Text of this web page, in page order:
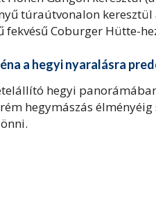
túraútvonalon keresztül
fekvésű Coburger Hütte-
a hegyi nyaralásra
hegyi
hegymászás